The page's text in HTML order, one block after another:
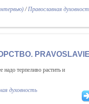
/Православная
надо терпеливо растить и
духовность